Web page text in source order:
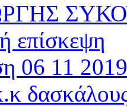
επίσκεψη
06 11 2019